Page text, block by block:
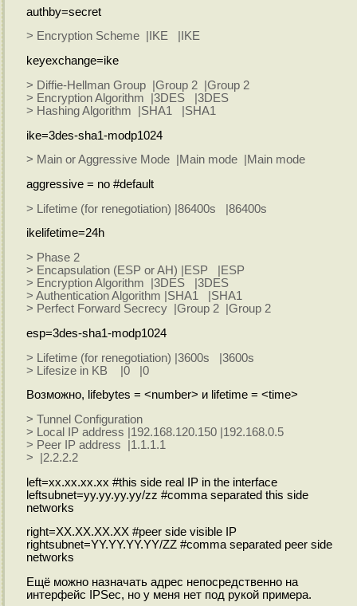
authby=secret
> Encryption Scheme |IKE |IKE
keyexchange=ike
> Diffie-Hellman Group |Group 2 |Group 2
> Encryption Algorithm |3DES |3DES
> Hashing Algorithm |SHA1 |SHA1
ike=3des-sha1-modp1024
> Main or Aggressive Mode |Main mode |Main mode
aggressive = no #default
> Lifetime (for renegotiation) |86400s |86400s
ikelifetime=24h
> Phase 2
> Encapsulation (ESP or AH) |ESP |ESP
> Encryption Algorithm |3DES |3DES
> Authentication Algorithm |SHA1 |SHA1
> Perfect Forward Secrecy |Group 2 |Group 2
esp=3des-sha1-modp1024
> Lifetime (for renegotiation) |3600s |3600s
> Lifesize in KB |0 |0
Возможно, lifebytes = <number> и lifetime = <time>
> Tunnel Configuration
> Local IP address |192.168.120.150 |192.168.0.5
> Peer IP address |1.1.1.1
> |2.2.2.2
left=xx.xx.xx.xx #this side real IP in the interface
leftsubnet=yy.yy.yy.yy/zz #comma separated this side
networks
right=XX.XX.XX.XX #peer side visible IP
rightsubnet=YY.YY.YY.YY/ZZ #comma separated peer side
networks
Ещё можно назначать адрес непосредственно на
интерфейс IPSec, но у меня нет под рукой примера.